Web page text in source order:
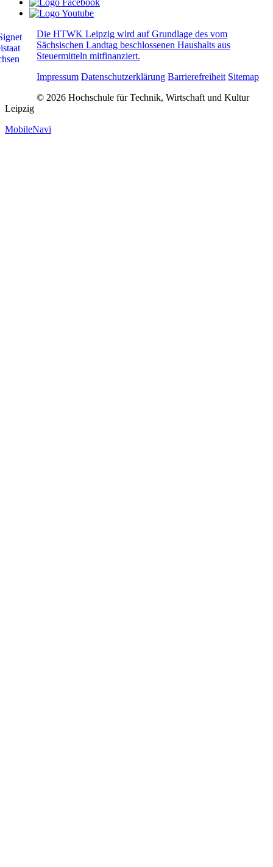
Die HTWK Leipzig wird auf Grundlage des vom
Sächsischen Landtag beschlossenen Haushalts aus
Steuermitteln mitfinanziert.
Impressum Datenschutzerklärung Barrierefreiheit Sitemap
© 2026 Hochschule für Technik, Wirtschaft und Kultur
Leipzig
MobileNavi